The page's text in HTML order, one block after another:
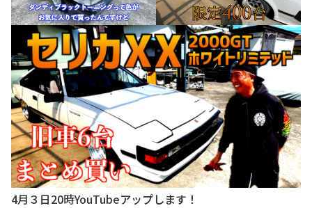
4月３日20時YouTubeアップします！